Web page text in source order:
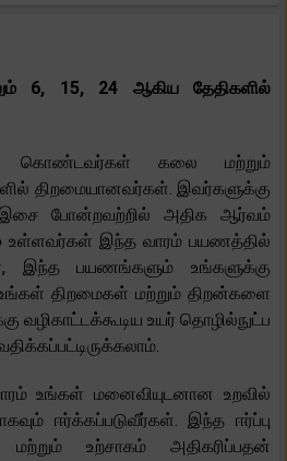
6, 15, 24 ஆகிய தேதிகளில்
கலை மற்றும்
திறமையானவர்கள். இவர்களுக்கு
இசை போன்றவற்றில் அதிக ஆர்வம்
உள்ளவர்கள் இந்த வாரம் பயணத்தில்
இந்த பயணங்களும் உங்களுக்கு
திறமைகள் மற்றும் திறன்களை
வழிகாட்டக்கூடிய உயர் தொழில்நுட்ப
உங்கள் மனைவியுடனான உறவில்
ஈர்க்கப்படுவீர்கள். இந்த ஈர்ப்பு
உற்சாகம் அதிகரிப்பதன்